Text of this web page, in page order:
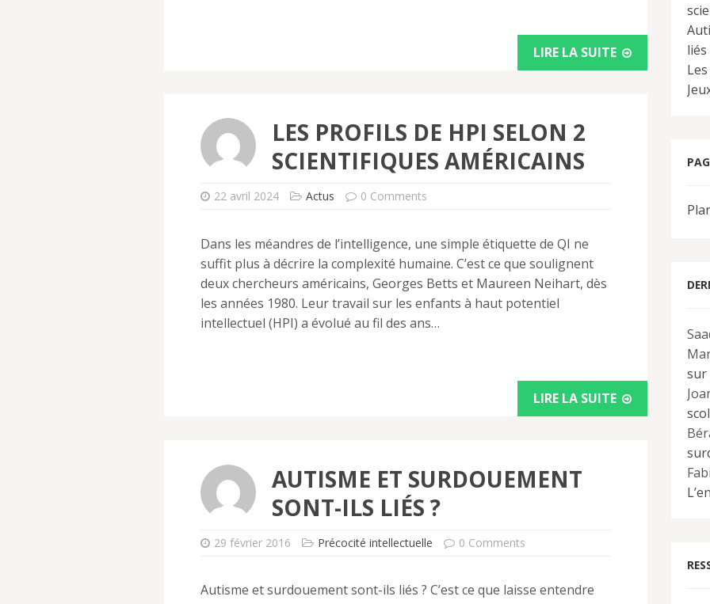
LIRE LA SUITE
LES PROFILS DE HPI SELON 2
SCIENTIFIQUES AMÉRICAINS
22 avril 2024 Actus 0 Comments
Dans les méandres de l’intelligence, une simple étiquette de QI ne
suffit plus à décrire la complexité humaine. C’est ce que soulignent
deux chercheurs américains, Georges Betts et Maureen Neihart, dès
les années 1980. Leur travail sur les enfants à haut potentiel
intellectuel (HPI) a évolué au fil des ans…
LIRE LA SUITE
AUTISME ET SURDOUEMENT
SONT-ILS LIÉS ?
29 février 2016 Précocité intellectuelle 0 Comments
Autisme et surdouement sont-ils liés ? C’est ce que laisse entendre
liés
sur